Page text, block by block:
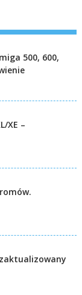
500, 600,
XE –